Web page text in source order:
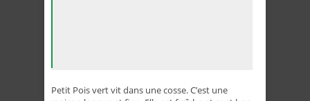
Petit Pois vert vit dans une cosse. C’est une